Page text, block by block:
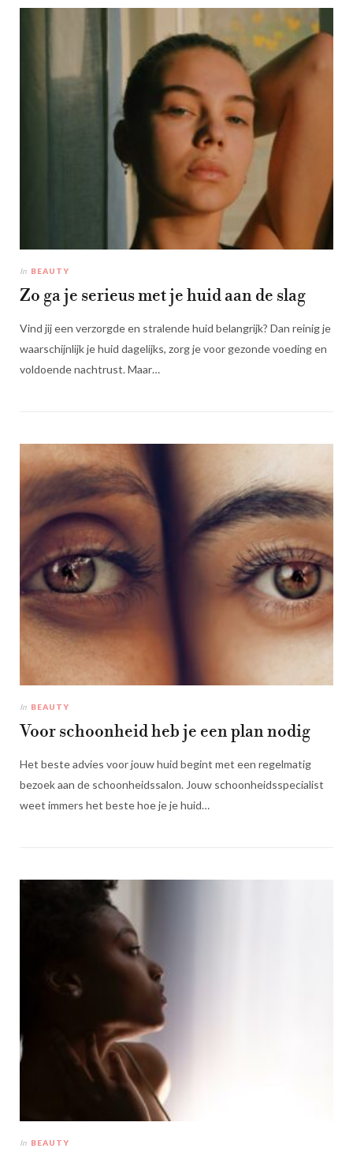
In BEAUTY
Zo ga je serieus met je huid aan de slag
Vind jij een verzorgde en stralende huid belangrijk? Dan reinig je
waarschijnlijk je huid dagelijks, zorg je voor gezonde voeding en
voldoende nachtrust. Maar…
In BEAUTY
Voor schoonheid heb je een plan nodig
Het beste advies voor jouw huid begint met een regelmatig
bezoek aan de schoonheidssalon. Jouw schoonheidsspecialist
weet immers het beste hoe je je huid…
In BEAUTY